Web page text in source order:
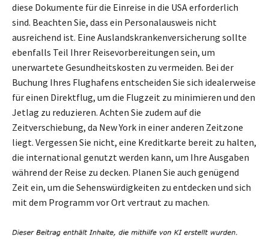
diese Dokumente für die Einreise in die USA erforderlich
sind. Beachten Sie, dass ein Personalausweis nicht
ausreichend ist. Eine Auslandskrankenversicherung sollte
ebenfalls Teil Ihrer Reisevorbereitungen sein, um
unerwartete Gesundheitskosten zu vermeiden. Bei der
Buchung Ihres Flughafens entscheiden Sie sich idealerweise
für einen Direktflug, um die Flugzeit zu minimieren und den
Jetlag zu reduzieren. Achten Sie zudem auf die
Zeitverschiebung, da New York in einer anderen Zeitzone
liegt. Vergessen Sie nicht, eine Kreditkarte bereit zu halten,
die international genutzt werden kann, um Ihre Ausgaben
während der Reise zu decken. Planen Sie auch genügend
Zeit ein, um die Sehenswürdigkeiten zu entdecken und sich
mit dem Programm vor Ort vertraut zu machen.